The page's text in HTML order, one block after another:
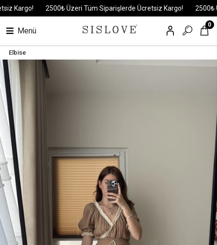
2500₺ Üzeri Tüm Siparişlerde Ücretsiz Kargo! 2500₺
Menü
0
Elbise